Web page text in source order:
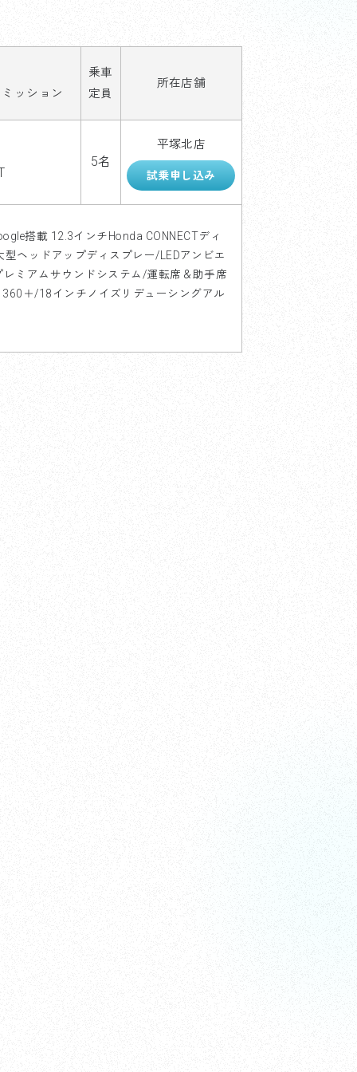
ッション
乗車
定員
所在店舗
5名
平塚北店
搭載 12.3インチHonda CONNECTディ
ヘッドアップディスプレー/LEDアンビエ
ミアムサウンドシステム/運転席＆助手席
＋/18インチノイズリデューシングアル